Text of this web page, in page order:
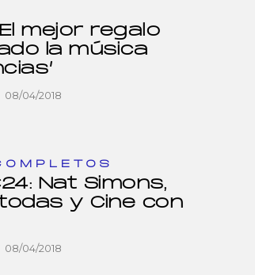
mejor regalo
la música
08/04/2018
Nat Simons,
y Cine con
08/04/2018